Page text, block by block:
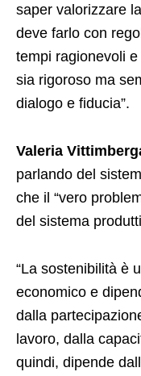
saper valorizzare
deve farlo con
tempi ragionevoli
sia rigoroso ma
dialogo e fiducia”.
Valeria
parlando del
che il “vero
del sistema
“La sostenibilità è
economico e
dalla
lavoro, dalla
quindi, dipende